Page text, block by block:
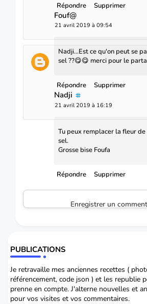
Répondre Supprimer
Fouf@
21 avril 2019 à 09:54
Nadji...Est ce qu'on peut se
sel ??😋😋 merci pour le
Répondre Supprimer
Nadji
21 avril 2019 à 16:19
Tu peux remplacer la fleur
sel.
Grosse bise Foufa
Répondre Supprimer
Enregistrer un
PUBLICATIONS
Je retravaille mes anciennes recettes (
référencement, code json ) et les republie
prenne en compte. J'alterne nouvelles et
pour vos visites et vos commentaires.